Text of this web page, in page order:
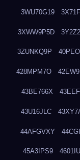
3WU70G19
3XWW9P5D
3ZUNKQ9P
428MPM7O
43BE766X
43U16JLC
44AFGVXY
45A3IPS9